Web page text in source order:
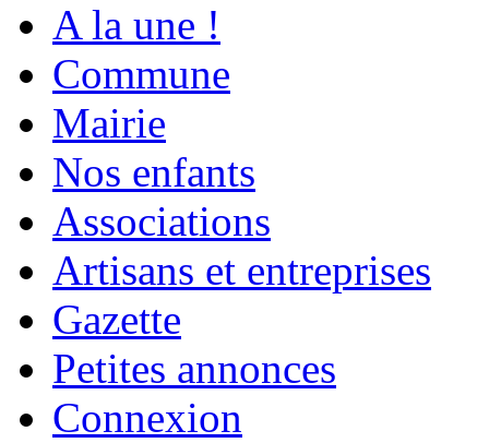
A la une !
Commune
Mairie
Nos enfants
Associations
Artisans et entreprises
Gazette
Petites annonces
Connexion